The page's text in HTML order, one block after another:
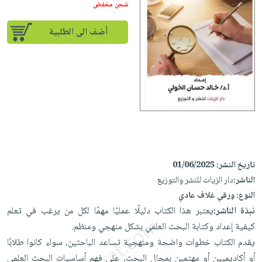
إختياراتنا
كتب
أكاديمية
صندوق
القراءة
English
books
iKitab
بلا
أسئلة
يتكرر
طرحها
Android
تحميل
iKitab
على
Apple
أسئلة
يتكرر
طرحها
تحميل
masmu3
Android
Apple
المواضيع
الأكثر
وسائل
تعليمية
صندوق
تعليمية
الصحة
والعناية
الشخصية
الشخصية
العناية
وتصفيف
الشعر
العناية
بالجسم
جديد
الكل
أواني
الطهي
أدوات
متجر
الهدايا
أقسام
شحن مخفض
أضف الى الطلبية
تاريخ النشر:01/06/2025
الناشر:دار الزيات للنشر والتوزيع
النوع:ورقي غلاف عادي
نبذة الناشر:يعتبر هذا الكتاب دليلًا عمليًا مهمًا لكل من يرغب في تعلم
كيفية إعداد وكتابة البحث العلمي بشكل منهجي ومنظم.
يقدم الكتاب خطوات واضحة ومنهجية تساعد الباحثين، سواء كانوا طلابًا
أو أكاديميين أو مهتمين بمجال البحث، على فهم أساسيات البحث العلمي